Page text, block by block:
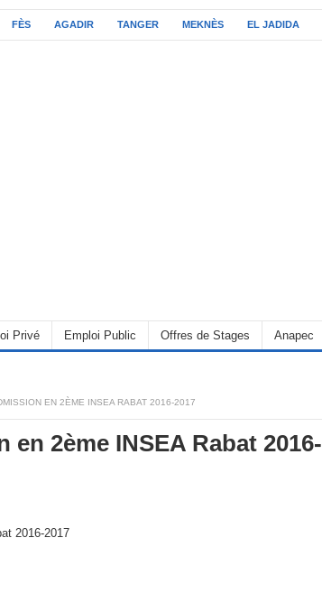
FÈS AGADIR TANGER MEKNÈS EL JADIDA
Privé Emploi Public Offres de Stages Anapec
EN 2ÈME INSEA RABAT 2016-2017
en 2ème INSEA Rabat 2016-